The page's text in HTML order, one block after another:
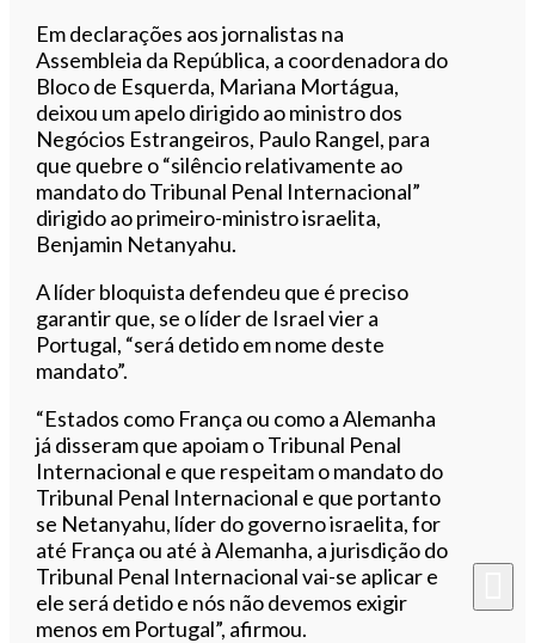
Em declarações aos jornalistas na
Assembleia da República, a coordenadora do
Bloco de Esquerda, Mariana Mortágua,
deixou um apelo dirigido ao ministro dos
Negócios Estrangeiros, Paulo Rangel, para
que quebre o “silêncio relativamente ao
mandato do Tribunal Penal Internacional”
dirigido ao primeiro-ministro israelita,
Benjamin Netanyahu.
A líder bloquista defendeu que é preciso
garantir que, se o líder de Israel vier a
Portugal, “será detido em nome deste
mandato”.
“Estados como França ou como a Alemanha
já disseram que apoiam o Tribunal Penal
Internacional e que respeitam o mandato do
Tribunal Penal Internacional e que portanto
se Netanyahu, líder do governo israelita, for
até França ou até à Alemanha, a jurisdição do
Tribunal Penal Internacional vai-se aplicar e
ele será detido e nós não devemos exigir
menos em Portugal”, afirmou.